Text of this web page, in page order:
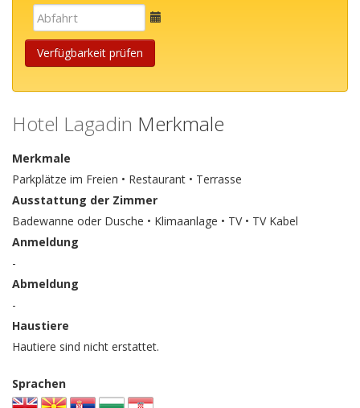
E-
mail
Verfügbarkeit prüfen
Hotel Lagadin Merkmale
Merkmale
Parkplätze im Freien • Restaurant • Terrasse
Ausstattung der Zimmer
Badewanne oder Dusche • Klimaanlage • TV • TV Kabel
Anmeldung
-
Abmeldung
-
Haustiere
Hautiere sind nicht erstattet.
Sprachen